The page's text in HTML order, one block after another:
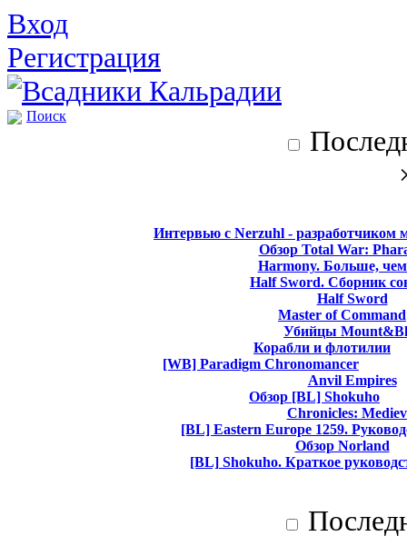
Вход
Регистрация
Поиск
Интервью с Nerzuhl - разработчиком
Обзор Total War:
Harmony. Больше,
Half Sword. Сборник
Half Sword
Master of Command
Убийцы
Корабли и флотилии
[WB] Paradigm Chronomancer
Anvil Empires
Обзор [BL] Shokuho
Chronicles:
[BL] Eastern Europe 1259.
Обзор Norland
[BL] Shokuho. Краткое